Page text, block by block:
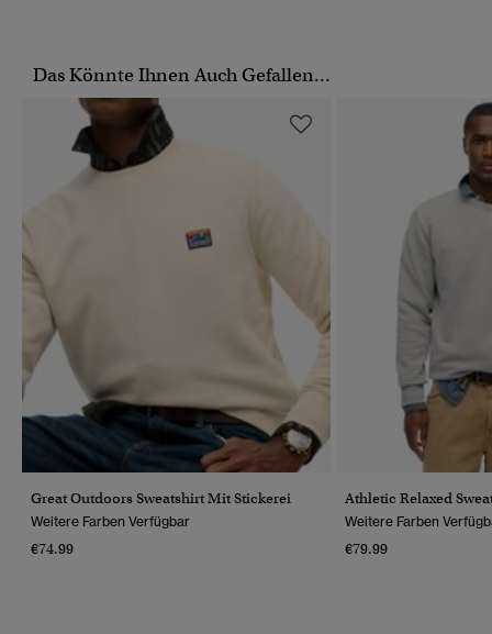
Das Könnte Ihnen Auch Gefallen...
Great Outdoors Sweatshirt Mit Stickerei
Weitere Farben Verfügbar
€74.99
Athletic Relaxed
Weitere Farben
€79.99